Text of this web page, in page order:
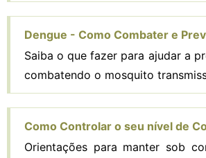
Dengue - Como Combater e
Saiba o que fazer para ajudar a
combatendo o mosquito
Como Controlar o seu nível de
Orientações para manter sob